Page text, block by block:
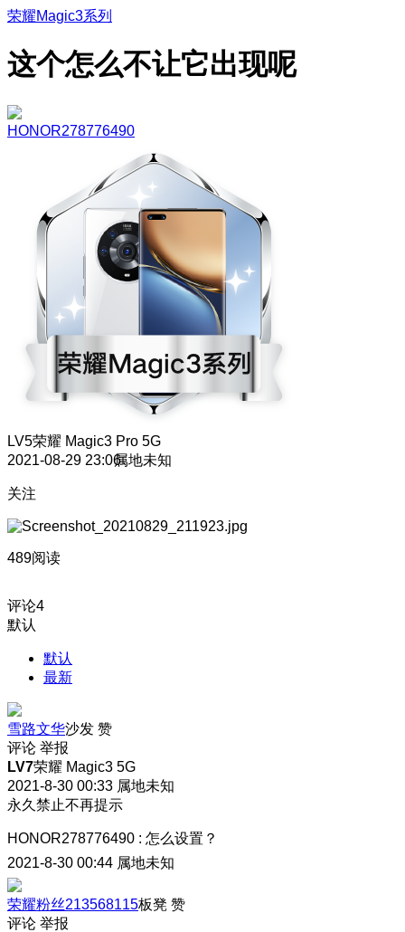
荣耀Magic3系列
这个怎么不让它出现呢
HONOR278776490
LV5荣耀 Magic3 Pro 5G
2021-08-29 23:06属地未知
关注
489阅读
评论4
默认
默认
最新
雪路文华沙发 赞
评论 举报
LV7荣耀 Magic3 5G
2021-8-30 00:33 属地未知
永久禁止不再提示
HONOR278776490 : 怎么设置？
2021-8-30 00:44 属地未知
荣耀粉丝213568115板凳 赞
评论 举报